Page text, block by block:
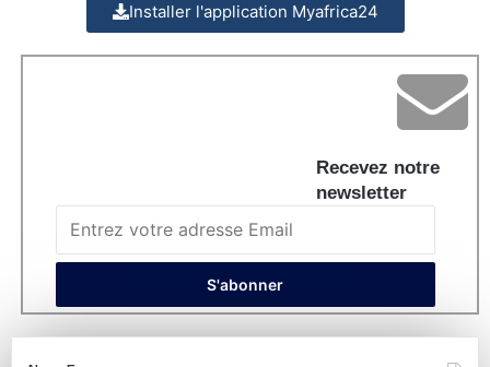
Installer l'application Myafrica24
Recevez notre
newsletter